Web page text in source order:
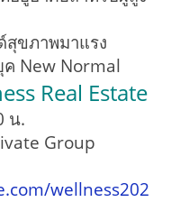
สุขภาพมาแรง
ค New Normal
Real Estate
น.
Group
wellness2022